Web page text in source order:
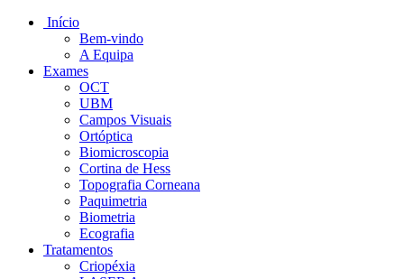
Início
Bem-vindo
A Equipa
Exames
OCT
UBM
Campos Visuais
Ortóptica
Biomicroscopia
Cortina de Hess
Topografia Corneana
Paquimetria
Biometria
Ecografia
Tratamentos
Criopéxia